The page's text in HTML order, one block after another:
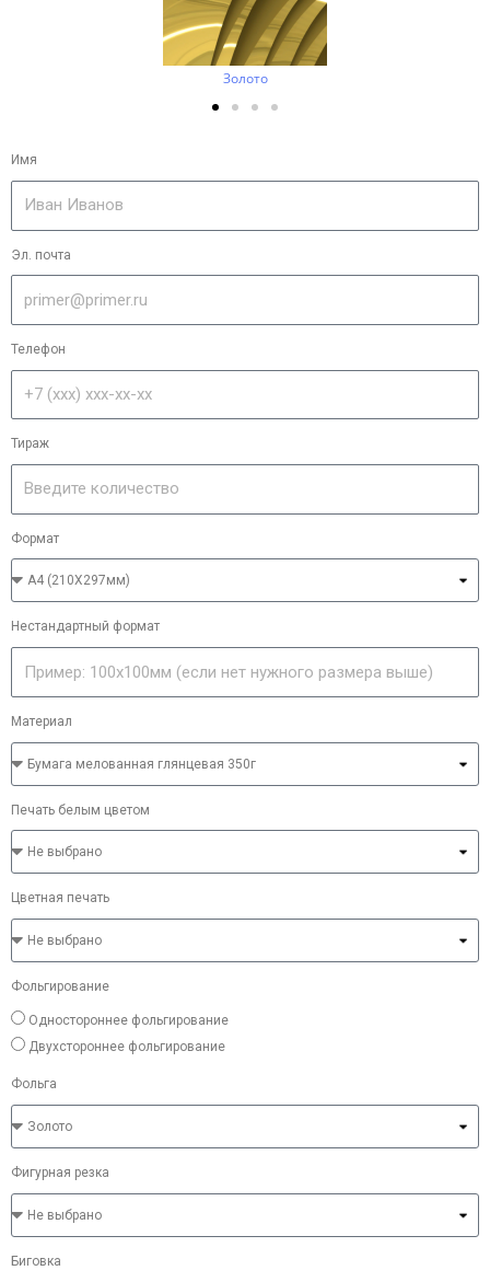
Золото
Имя
Эл. почта
Телефон
Тираж
Формат
Нестандартный формат
Материал
Печать белым цветом
Цветная печать
Фольгирование
Одностороннее фольгирование
Двухстороннее фольгирование
Фольга
Фигурная резка
Биговка